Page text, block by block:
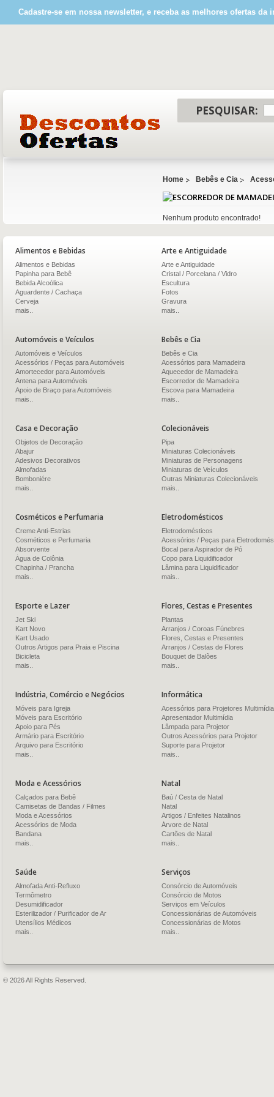
Cadastre-se em nossa newsletter, e receba as melhores ofertas da
PESQUISAR:
Home Bebês e Cia
Nenhum produto encontrado!
Alimentos e Bebidas
Alimentos e Bebidas
Papinha para Bebê
Bebida Alcoólica
Aguardente / Cachaça
Cerveja
mais..
Arte e Antiguidade
Arte e Antiguidade
Cristal / Porcelana / Vidro
Escultura
Fotos
Gravura
mais..
Automóveis e Veículos
Automóveis e Veículos
Acessórios / Peças para Automóveis
Amortecedor para Automóveis
Antena para Automóveis
Apoio de Braço para Automóveis
mais..
Bebês e Cia
Bebês e Cia
Acessórios para Mamadeira
Aquecedor de Mamadeira
Escorredor de Mamadeira
Escova para Mamadeira
mais..
Casa e Decoração
Objetos de Decoração
Abajur
Adesivos Decorativos
Almofadas
Bomboniére
mais..
Colecionáveis
Pipa
Miniaturas Colecionáveis
Miniaturas de Personagens
Miniaturas de Veículos
Outras Miniaturas Colecionáveis
mais..
Cosméticos e Perfumaria
Creme Anti-Estrias
Cosméticos e Perfumaria
Absorvente
Água de Colônia
Chapinha / Prancha
mais..
Eletrodomésticos
Eletrodomésticos
Acessórios / Peças para
Bocal para Aspirador de Pó
Copo para Liquidificador
Lâmina para Liquidificador
mais..
Esporte e Lazer
Jet Ski
Kart Novo
Kart Usado
Outros Artigos para Praia e Piscina
Bicicleta
mais..
Flores, Cestas e Presentes
Plantas
Arranjos / Coroas Fúnebres
Flores, Cestas e Presentes
Arranjos / Cestas de Flores
Bouquet de Balões
mais..
Indústria, Comércio e Negócios
Móveis para Igreja
Móveis para Escritório
Apoio para Pés
Armário para Escritório
Arquivo para Escritório
mais..
Informática
Acessórios para Projetores Multimídia
Apresentador Multimídia
Lâmpada para Projetor
Outros Acessórios para Projetor
Suporte para Projetor
mais..
Moda e Acessórios
Calçados para Bebê
Camisetas de Bandas / Filmes
Moda e Acessórios
Acessórios de Moda
Bandana
mais..
Natal
Baú / Cesta de Natal
Natal
Artigos / Enfeites Natalinos
Árvore de Natal
Cartões de Natal
mais..
Saúde
Almofada Anti-Refluxo
Termômetro
Desumidificador
Esterilizador / Purificador de Ar
Utensílios Médicos
mais..
Serviços
Consórcio de Automóveis
Consórcio de Motos
Serviços em Veículos
Concessionárias de Automóveis
Concessionárias de Motos
mais..
© 2026 All Rights Reserved.